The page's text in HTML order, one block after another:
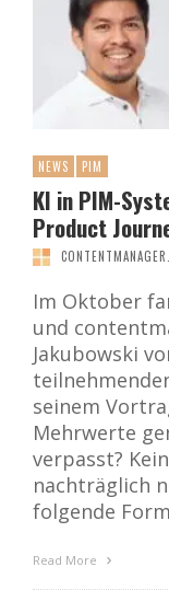
NEWS PIM
KI in PIM-
Product
Im Oktober
und
Jakubowski
seinem
Mehrwerte
verpasst?
nachträglich
folgende
Read More